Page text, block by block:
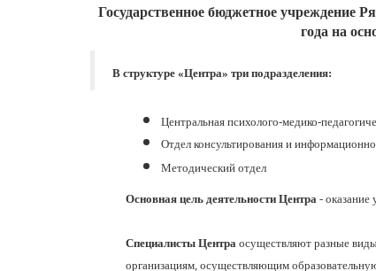
Государственное бюджетное учреждение
года на
В структуре «Центра» три подразделения:
Центральная психолого-медико-
Отдел консультирования и
Методический отдел
Основная цель деятельности Центра -
Специалисты Центра осуществляют разные
организациям, осуществляющим